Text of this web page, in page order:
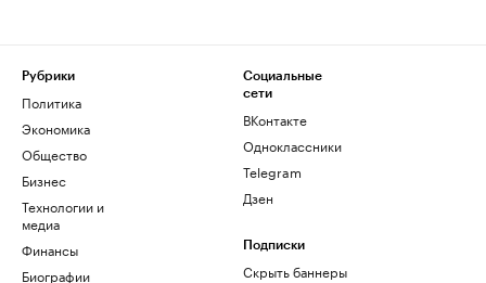
Рубрики
Политика
Экономика
Общество
Бизнес
Технологии и
медиа
Финансы
Биографии
Социальные
сети
ВКонтакте
Одноклассники
Telegram
Дзен
Подписки
Скрыть баннеры